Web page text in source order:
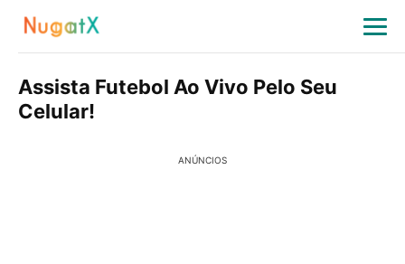
Assista Futebol Ao Vivo Pelo Seu
Celular!
ANÚNCIOS